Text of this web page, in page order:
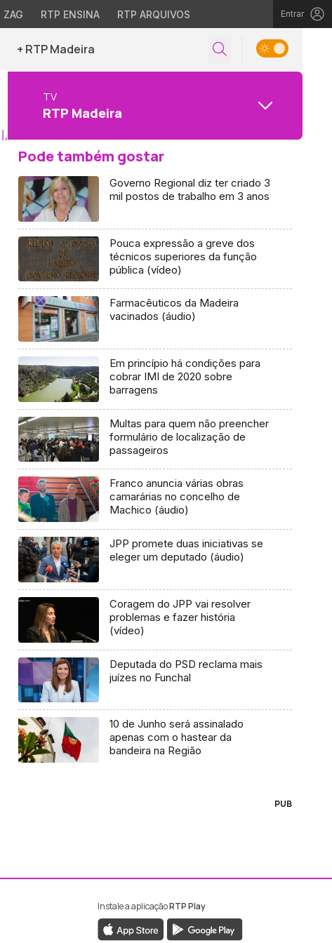
ZAG RTP ENSINA RTP ARQUIVOS Entrar
+ RTP Madeira
TV
RTP Madeira
Pode também gostar
Governo Regional diz ter criado 3
mil postos de trabalho em 3 anos
Pouca expressão a greve dos
técnicos superiores da função
pública (vídeo)
Farmacêuticos da Madeira
vacinados (áudio)
Em princípio há condições para
cobrar IMI de 2020 sobre
barragens
Multas para quem não preencher
formulário de localização de
passageiros
Franco anuncia várias obras
camarárias no concelho de
Machico (áudio)
JPP promete duas iniciativas se
eleger um deputado (áudio)
Coragem do JPP vai resolver
problemas e fazer história
(vídeo)
Deputada do PSD reclama mais
juízes no Funchal
10 de Junho será assinalado
apenas com o hastear da
bandeira na Região
PUB
da RTP Madeira
da RTP Madeira
Instale a aplicaçãoRTP Play